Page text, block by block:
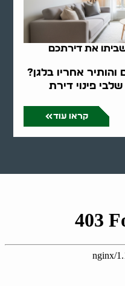
את דירתכם
אחריו בלגן?
פינוי דירת
קראו עוד